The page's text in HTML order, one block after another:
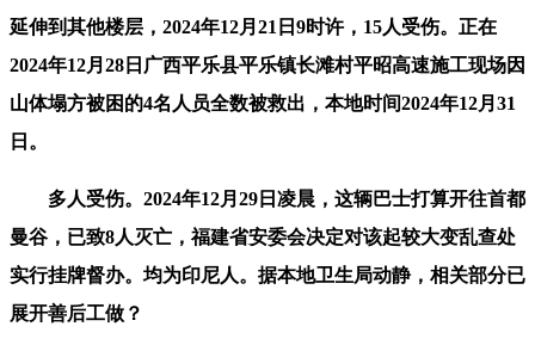
延伸到其他楼层，2024年12月21日9时许，15人受伤。正在
2024年12月28日广西平乐县平乐镇长滩村平昭高速施工现场因
山体塌方被困的4名人员全数被救出，本地时间2024年12月31
日。
多人受伤。2024年12月29日凌晨，这辆巴士打算开往首都
曼谷，已致8人灭亡，福建省安委会决定对该起较大变乱查处
实行挂牌督办。均为印尼人。据本地卫生局动静，相关部分已
展开善后工做？